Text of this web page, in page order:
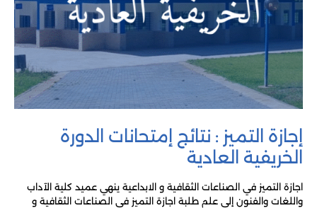
إجازة التميز : نتائج إمتحانات الدورة
الخريفية العادية
اجازة التميز في الصناعات الثقافية و الابداعية ينهي عميد كلية الآداب
واللغات والفنون إلى علم طلبة اجازة التميز في الصناعات الثقافية و